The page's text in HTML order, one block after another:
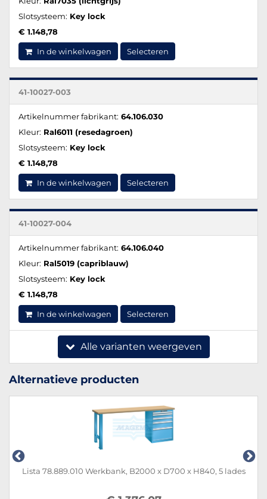
Slotsysteem: Key lock
€ 1.148,78
In de winkelwagen Selecteren
41-10027-003
Artikelnummer fabrikant: 64.106.030
Kleur: Ral6011 (resedagroen)
Slotsysteem: Key lock
€ 1.148,78
In de winkelwagen Selecteren
41-10027-004
Artikelnummer fabrikant: 64.106.040
Kleur: Ral5019 (capriblauw)
Slotsysteem: Key lock
€ 1.148,78
In de winkelwagen Selecteren
Alle varianten weergeven
Alternatieve producten
Lista 78.889.010 Werkbank, B2000 x D700 x H840, 5 lades